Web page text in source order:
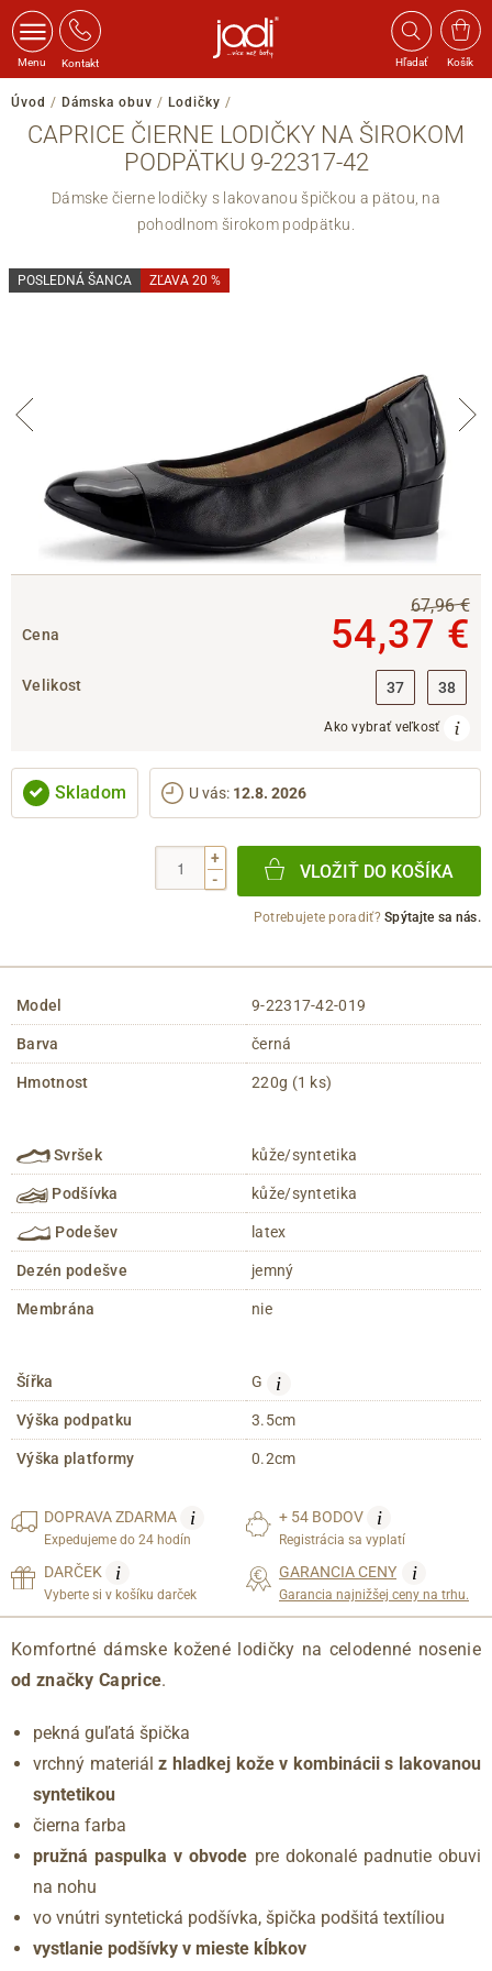
Menu Kontakt Hľadať Košík
Úvod / Dámska obuv / Lodičky /
CAPRICE ČIERNE LODIČKY NA ŠIROKOM
PODPÄTKU 9-22317-42
Dámske čierne lodičky s lakovanou špičkou a pätou, na
pohodlnom širokom podpätku.
POSLEDNÁ ŠANCA ZĽAVA 20 %
Cena
67,96 €
54,37 €
Velikost 37 38
Ako vybrať veľkosť
Skladom U vás: 12.8. 2026
+
-
VLOŽIŤ DO KOŠÍKA
Potrebujete poradiť?Spýtajte sa nás.
Model 9-22317-42-019
Barva černá
Hmotnost 220g (1 ks)
Svršek kůže/syntetika
Podšívka kůže/syntetika
Podešev latex
Dezén podešve jemný
Membrána nie
Šířka G i
Výška podpatku 3.5cm
Výška platformy 0.2cm
DOPRAVAZDARMA i
Expedujeme do 24 hodín
+ 54 BODOV i
Registrácia sa vyplatí
DARČEK i
Vyberte si v košíku darček
GARANCIA CENY i
Garancia najnižšej ceny na trhu.
Komfortné dámske kožené lodičky na celodenné nosenie
od značky Caprice.
pekná guľatá špička
vrchný materiálz hladkej kože v kombinácii s lakovanou
syntetikou
čierna farba
pružná paspulka v obvode pre dokonalé padnutie obuvi
na nohu
vo vnútri syntetická podšívka, špička podšitá textíliou
vystlanie podšívky v mieste kĺbkov